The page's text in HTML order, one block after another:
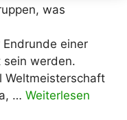
was
einer
werden.
Weltmeisterschaft
… Weiterlesen